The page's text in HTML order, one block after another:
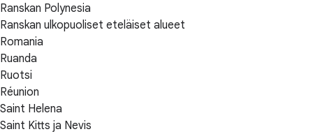
Ranskan Polynesia
Ranskan ulkopuoliset eteläiset alueet
Romania
Ruanda
Ruotsi
Réunion
Saint Helena
Saint Kitts ja Nevis